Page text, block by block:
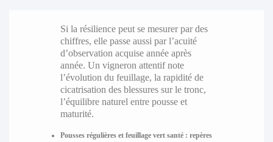
Si la résilience peut se mesurer par des
chiffres, elle passe aussi par l’acuité
d’observation acquise année après
année. Un vigneron attentif note
l’évolution du feuillage, la rapidité de
cicatrisation des blessures sur le tronc,
l’équilibre naturel entre pousse et
maturité.
Pousses régulières et feuillage vert santé : repères